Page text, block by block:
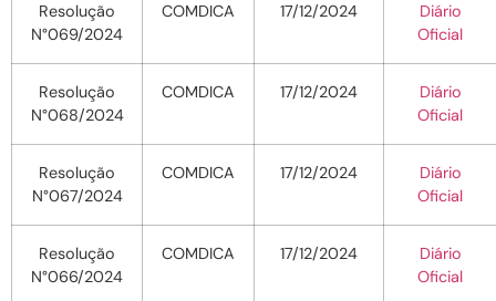
Resolução
N°069/2024
COMDICA 17/12/2024
Diário
Oficial
Resolução
N°068/2024
COMDICA 17/12/2024
Diário
Oficial
Resolução
N°067/2024
COMDICA 17/12/2024
Diário
Oficial
Resolução
N°066/2024
COMDICA 17/12/2024
Diário
Oficial